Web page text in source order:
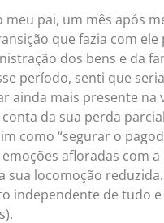
meu pai, um mês após
que fazia com ele
dos bens e da
período, senti que seria
ainda mais presente na
da sua perda
como “segurar o
afloradas com
sua locomoção
independente de tudo